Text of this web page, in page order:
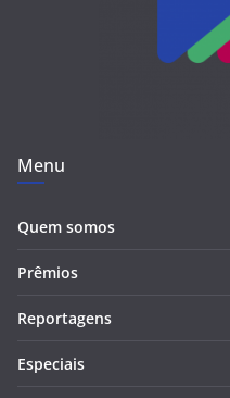
Menu
Quem somos
Prêmios
Reportagens
Especiais